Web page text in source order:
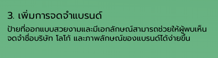
3. เพิ่มการจดจำแบรนด์
ป้ายที่ออกแบบสวยงามและมีเอกลักษณ์สามารถช่วยให้ผู้พบเห็น
จดจำชื่อบริษัท โลโก้ และภาพลักษณ์ของแบรนด์ได้ง่ายขึ้น